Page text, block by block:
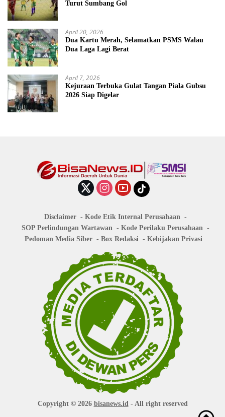
Turut Sumbang Gol
April 20, 2026
Dua Kartu Merah, Selamatkan PSMS Walau
Dua Laga Lagi Berat
April 7, 2026
Kejuraan Terbuka Gulat Tangan Piala Gubsu
2026 Siap Digelar
Disclaimer
Kode Etik Internal Perusahaan
SOP Perlindungan Wartawan
Kode Perilaku Perusahaan
Pedoman Media Siber
Box Redaksi Kebijakan Privasi
Copyright © 2026 bisanews.id- All right reserved